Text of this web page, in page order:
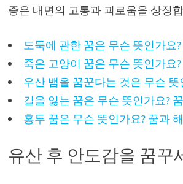
증은 내면의 고통과 괴로움을 상징
도둑에 관한 꿈은 무슨 뜻인가요
죽은 고양이 꿈은 무슨 뜻인가요
우산 뱀을 꿈꾼다는 것은 무슨 뜻
길을 잃는 꿈은 무슨 뜻인가요?
홍투 꿈은 무슨 뜻인가요? 꿈과
유산 후 안도감을 꿈꾸